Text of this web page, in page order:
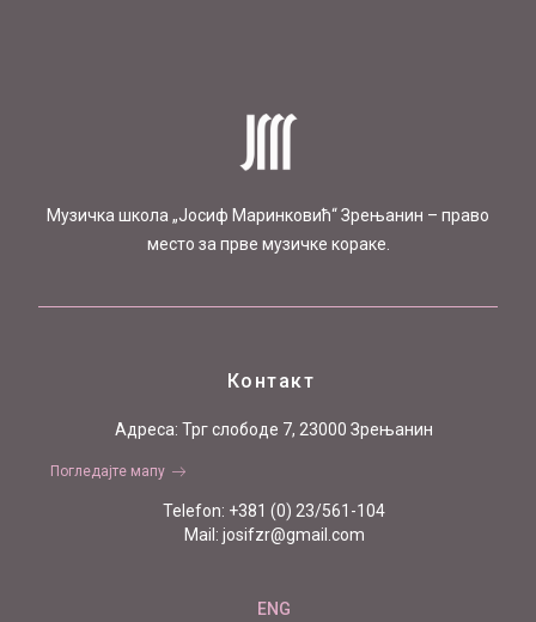
Mузичка школа „Јосиф Маринковић“ Зрењанин – право
место за прве музичке кораке.
Контакт
Aдреса: Трг слободе 7, 23000 Зрењанин
Погледајте мапу
Telefon: +381 (0) 23/561-104
Mail: josifzr@gmail.com
ENG